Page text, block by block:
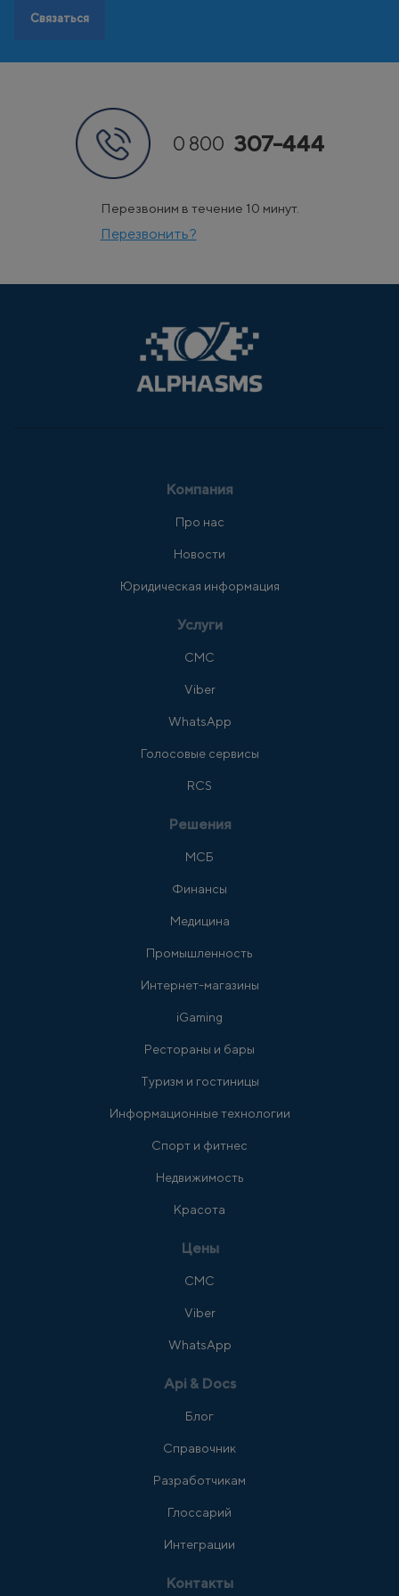
Связаться
0 800 307-444
Перезвоним в течение 10 минут.
Перезвонить?
Компания
Про нас
Новости
Юридическая информация
Услуги
СМС
Viber
WhatsApp
Голосовые сервисы
RCS
Решения
МСБ
Финансы
Медицина
Промышленность
Интернет-магазины
iGaming
Рестораны и бары
Туризм и гостиницы
Информационные технологии
Спорт и фитнес
Недвижимость
Красота
Цены
СМС
Viber
WhatsApp
Api & Docs
Блог
Справочник
Разработчикам
Глоссарий
Интеграции
Контакты